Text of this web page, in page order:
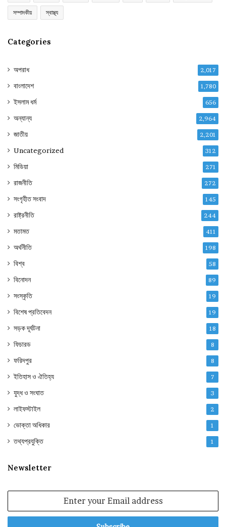
সম্পাদকীয় স্বাস্থ্য
Categories
অপরাধ 2,017
বাংলাদেশ 1,780
ইসলাম ধর্ম 656
অন্যান্য 2,964
জাতীয় 2,201
Uncategorized 312
মিডিয়া 271
রাজনীতি 272
সংগৃহীত সংবাদ 145
রাষ্ট্রনীতি 244
মতামত 411
অর্থনীতি 198
বিশ্ব 58
বিনোদন 89
সংস্কৃতি 19
বিশেষ প্রতিবেদন 19
সড়ক দূর্ঘটনা 18
ফিচারড 8
ফরিদপুর 8
ইতিহাস ও ঐতিহ্য 7
যুদ্ধ ও সংঘাত 3
লাইফস্টাইল 2
ভোক্তা অধিকার 1
তথ্যপ্রযুক্তি 1
Newsletter
Email